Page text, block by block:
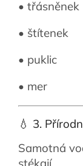
• třásněnek
• štítenek
• puklic
• mer
💧 3.
Samotná
stékají.